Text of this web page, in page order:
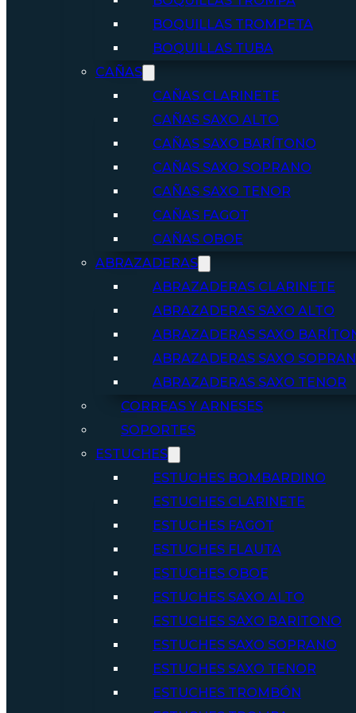
BOQUILLAS TROMPETA
BOQUILLAS TUBA
CAÑAS
CAÑAS CLARINETE
CAÑAS SAXO ALTO
CAÑAS SAXO BARÍTONO
CAÑAS SAXO SOPRANO
CAÑAS SAXO TENOR
CAÑAS FAGOT
CAÑAS OBOE
ABRAZADERAS
ABRAZADERAS CLARINETE
ABRAZADERAS SAXO ALTO
ABRAZADERAS SAXO
ABRAZADERAS SAXO
ABRAZADERAS SAXO TENOR
CORREAS Y ARNESES
SOPORTES
ESTUCHES
ESTUCHES BOMBARDINO
ESTUCHES CLARINETE
ESTUCHES FAGOT
ESTUCHES FLAUTA
ESTUCHES OBOE
ESTUCHES SAXO ALTO
ESTUCHES SAXO BARITONO
ESTUCHES SAXO SOPRANO
ESTUCHES SAXO TENOR
ESTUCHES TROMBÓN